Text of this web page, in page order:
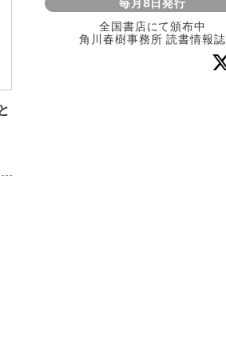
全国書店にて頒布中
角川春樹事務所 読書情報誌